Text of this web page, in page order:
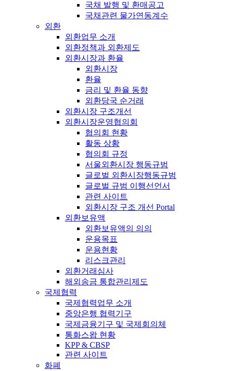
국채 발행 및 환매공고
국채관련 물가연동계수
외환
외환업무 소개
외환정책과 외환제도
외환시장과 환율
외환시장
환율
금리 및 환율 동향
외환당국 순거래
외환시장 구조개선
외환시장운영협의회
협의회 현황
활동 상황
협의회 규정
서울외환시장 행동규범
글로벌 외환시장행동규범
글로벌 규범 이행선언서
관련 사이트
외환시장 구조 개선 Portal
외환보유액
외환보유액의 의의
운용목표
운용현황
리스크관리
외환거래심사
해외송금 통합관리제도
국제협력
국제협력업무 소개
중앙은행 협력기구
국제금융기구 및 국제회의체
통화스왑 현황
KPP & CBSP
관련 사이트
화폐